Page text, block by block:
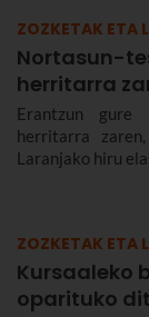
ZOZKETAK ETA
Nortasun-
herritarra
Erantzun gure
herritarra
Laranjako hiru
ZOZKETAK ETA
Kursaaleko
oparituko